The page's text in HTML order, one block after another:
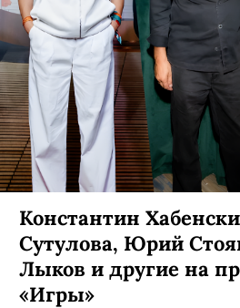
Константин
Сутулова, Юрий
Лыков и другие на
«Игры»